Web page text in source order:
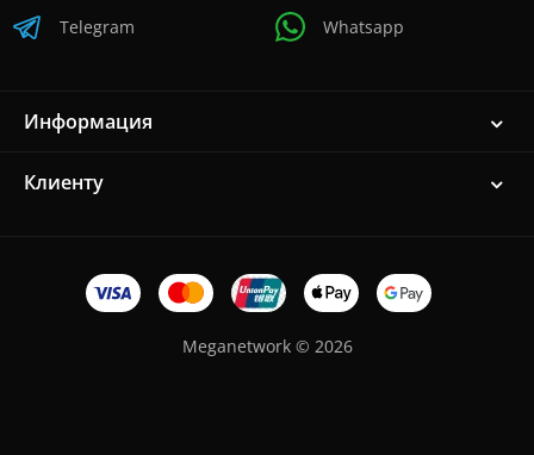
Telegram Whatsapp
Информация
Клиенту
Meganetwork © 2026